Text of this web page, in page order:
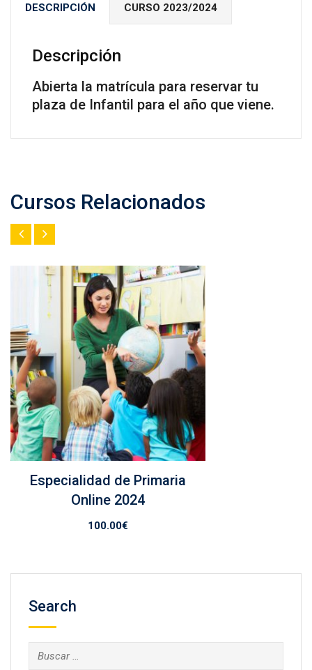
DESCRIPCIÓN CURSO 2023/2024
Descripción
Abierta la matrícula para reservar tu
plaza de Infantil para el año que viene.
Cursos Relacionados
Especialidad de Primaria
Online 2024
100.00€
Search
Buscar: